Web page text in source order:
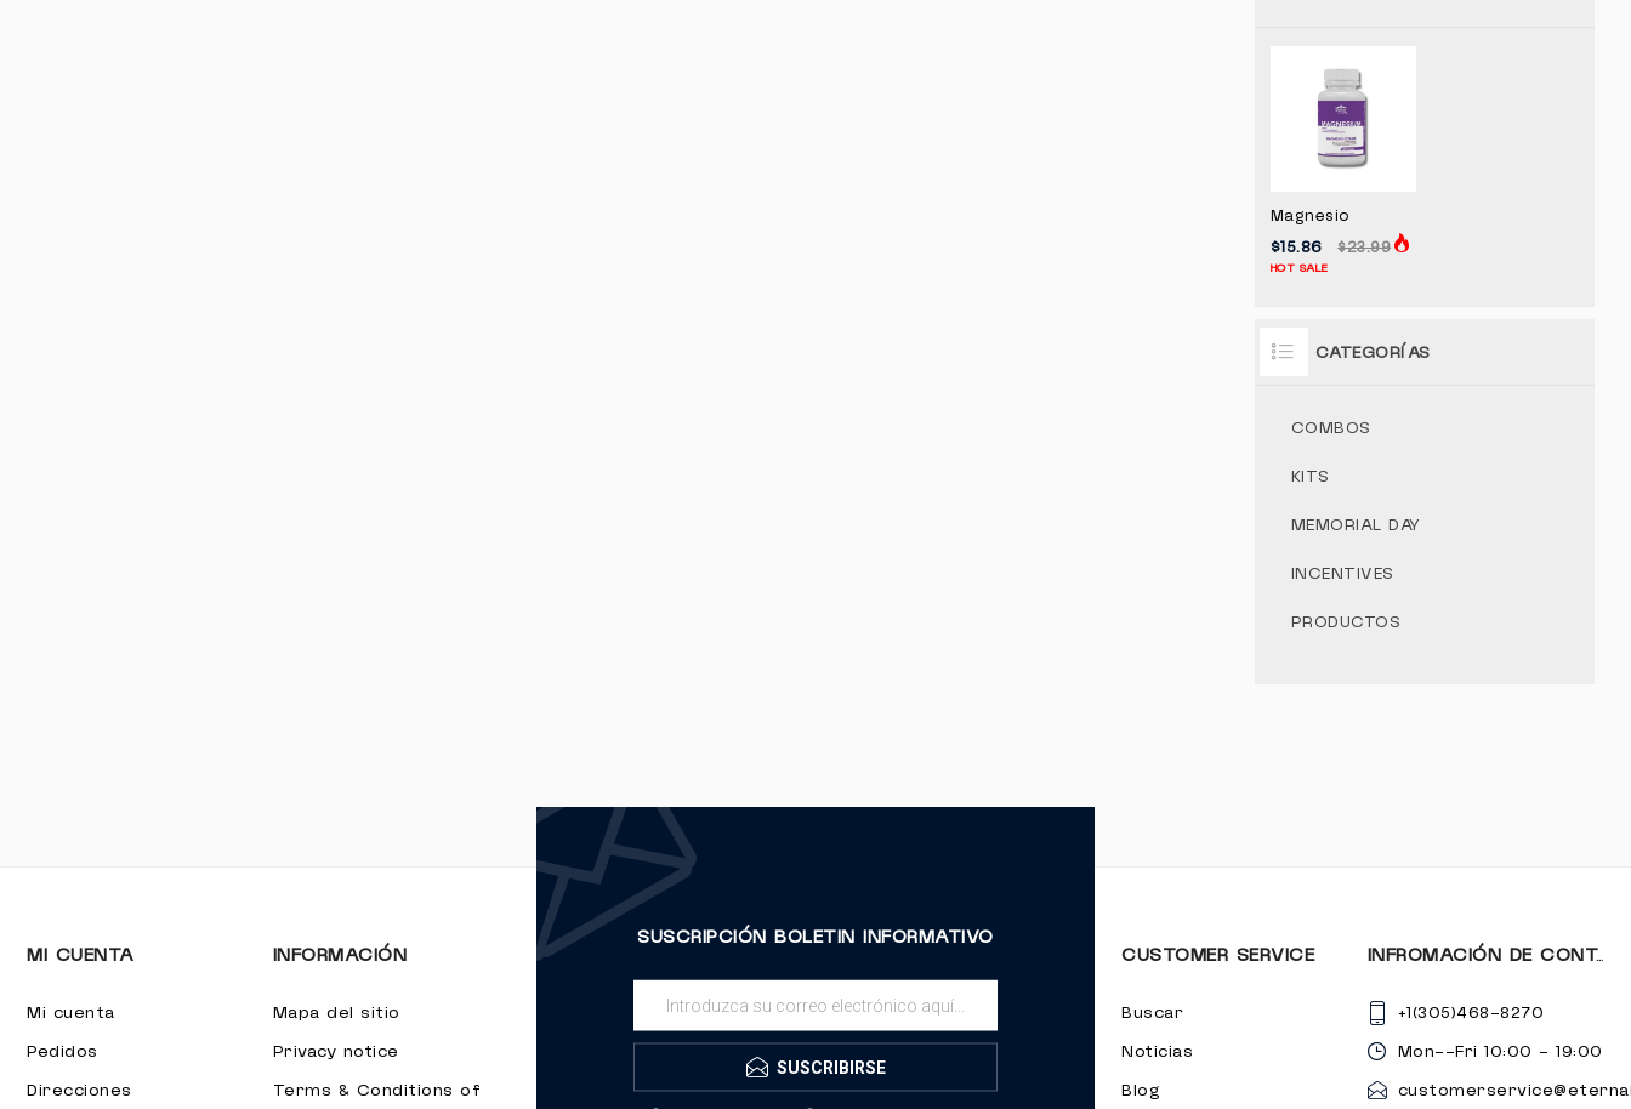
Magnesio
$15.86 $23.99
HOT SALE
CATEGORÍAS
COMBOS
KITS
MEMORIAL DAY
INCENTIVES
PRODUCTOS
SUSCRIPCIÓN BOLETIN INFORMATIVO
SUSCRIBIRSE
MI CUENTA
Mi cuenta
Pedidos
Direcciones
INFORMACIÓN
Mapa del sitio
Privacy notice
Terms & Conditions of
CUSTOMER SERVICE
Buscar
Noticias
Blog
INFROMACIÓN DE CONTACTO
+1(305)468-8270
Mon--Fri 10:00 - 19:00